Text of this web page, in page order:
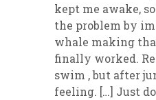
kept me awake,
the problem by
whale making
finally worked.
swim , but after
feeling. […] Just